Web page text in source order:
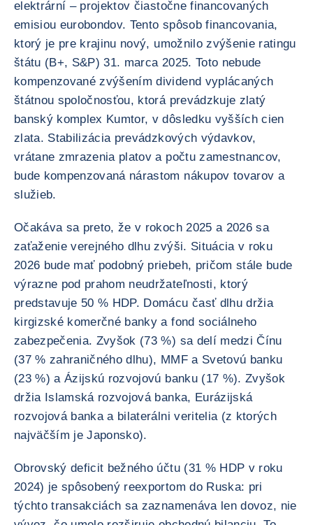
elektrární – projektov čiastočne financovaných
emisiou eurobondov. Tento spôsob financovania,
ktorý je pre krajinu nový, umožnilo zvýšenie ratingu
štátu (B+, S&P) 31. marca 2025. Toto nebude
kompenzované zvýšením dividend vyplácaných
štátnou spoločnosťou, ktorá prevádzkuje zlatý
banský komplex Kumtor, v dôsledku vyšších cien
zlata. Stabilizácia prevádzkových výdavkov,
vrátane zmrazenia platov a počtu zamestnancov,
bude kompenzovaná nárastom nákupov tovarov a
služieb.
Očakáva sa preto, že v rokoch 2025 a 2026 sa
zaťaženie verejného dlhu zvýši. Situácia v roku
2026 bude mať podobný priebeh, pričom stále bude
výrazne pod prahom neudržateľnosti, ktorý
predstavuje 50 % HDP. Domácu časť dlhu držia
kirgizské komerčné banky a fond sociálneho
zabezpečenia. Zvyšok (73 %) sa delí medzi Čínu
(37 % zahraničného dlhu), MMF a Svetovú banku
(23 %) a Ázijskú rozvojovú banku (17 %). Zvyšok
držia Islamská rozvojová banka, Eurázijská
rozvojová banka a bilaterálni veritelia (z ktorých
najväčším je Japonsko).
Obrovský deficit bežného účtu (31 % HDP v roku
2024) je spôsobený reexportom do Ruska: pri
týchto transakciách sa zaznamenáva len dovoz, nie